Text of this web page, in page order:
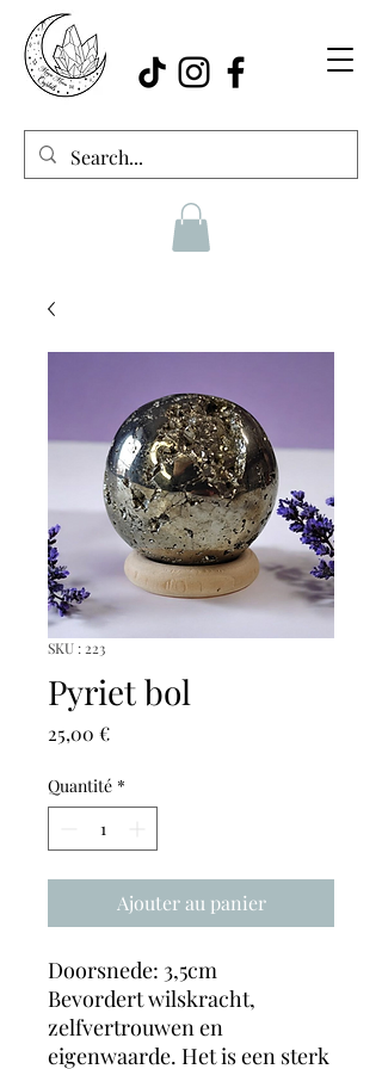
SKU : 223
Pyriet bol
25,00 €Prix
Quantité *
Ajouter au panier
Doorsnede: 3,5cm
Bevordert wilskracht,
zelfvertrouwen en
eigenwaarde. Het is een sterk